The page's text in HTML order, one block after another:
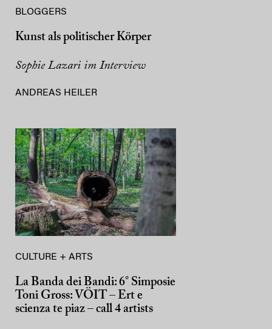
BLOGGERS
Kunst als politischer Körper
Sophie Lazari im Interview
ANDREAS HEILER
CULTURE + ARTS
La Banda dei Bandi: 6° Simposie
Toni Gross: VÖIT – Ert e
scienza te piaz – call 4 artists